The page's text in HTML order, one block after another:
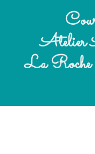
Atelier
La Roche